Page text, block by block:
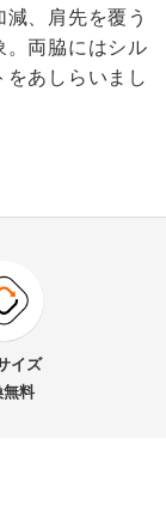
、肩先を覆う
。両脇にはシル
あしらいまし
ワンピース
イズ
無料